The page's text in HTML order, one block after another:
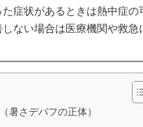
症状があるときは熱中症
ない場合は医療機関や救
暑さデバフの正体）